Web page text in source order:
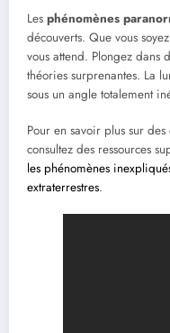
Les phénomènes
découverts. Que vous
vous attend. Plongez dans
théories surprenantes. La
sous un angle totalement
Pour en savoir plus sur
consultez des ressources
les phénomènes
extraterrestres.